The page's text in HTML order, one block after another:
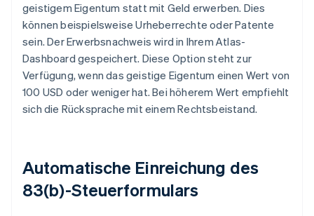
geistigem Eigentum statt mit Geld erwerben. Dies
können beispielsweise Urheberrechte oder Patente
sein. Der Erwerbsnachweis wird in Ihrem Atlas-
Dashboard gespeichert. Diese Option steht zur
Verfügung, wenn das geistige Eigentum einen Wert von
100 USD oder weniger hat. Bei höherem Wert empfiehlt
sich die Rücksprache mit einem Rechtsbeistand.
Automatische Einreichung des
83(b)-Steuerformulars